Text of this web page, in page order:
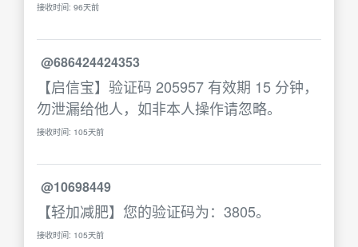
接收时间: 96天前
@686424424353
【启信宝】验证码 205957 有效期 15 分钟，
勿泄漏给他人，如非本人操作请忽略。
接收时间: 105天前
@10698449
【轻加减肥】您的验证码为：3805。
接收时间: 105天前